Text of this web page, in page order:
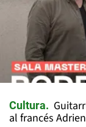
Cultura
al francés